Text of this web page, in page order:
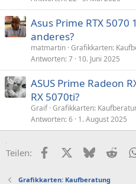
Asus Prime RTX 5070
anderes?
matmartin Grafikkarten:
Antworten 7 10. Juni 2025
ASUS Prime Radeon
RX 5070ti?
Graif Grafikkarten:
Antworten 6 1. August 2025
Teilen: FacebookX (Twitter)
Bluesky
Grafikkarten: Kaufberatung